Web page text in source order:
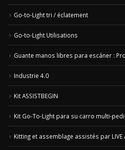
Go-to-Light tri / éclatement
Go-to-Light Utilisations
Guante manos libres para escáner :
Industrie 4.0
Kit ASSISTBEGIN
Kit Go-To-Light para su carro multi-
Kitting et assemblage assistés par LIVE